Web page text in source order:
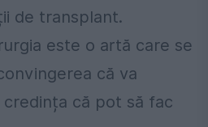
de transplant.
este o artă care se
că va
credința că pot să fac